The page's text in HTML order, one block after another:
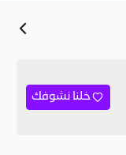
خلنا نشوفك